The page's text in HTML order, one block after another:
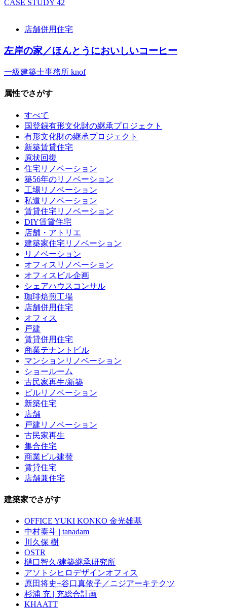
CASE STUDY 42
店舗併用住宅
左岸の家／ほんとうにおいしいコーヒー
一級建築士事務所 knof
属性でさがす
すべて
国登録有形文化財の継承プロジェクト
有形文化財の継承プロジェクト
新築賃貸住宅
原状回復
住宅リノベーション
築56年のリノベーション
工場リノベーション
私道リノベーション
賃貸住宅リノベーション
DIY賃貸住宅
店舗・アトリエ
建築家住宅リノベーション
リノベーション
オフィスリノベーション
オフィスビル企画
シェアハウスコンサル
珈琲焙煎工場
店舗併用住宅
オフィス
戸建
賃貸併用住宅
商業テナントビル
マンションリノベーション
ショールーム
古民家再生/新築
ビルリノベーション
新築住宅
店舗
戸建リノベーション
古民家再生
集合住宅
商業ビル建替
賃貸住宅
店舗兼住宅
建築家でさがす
OFFICE YUKI KONKO 金光雄基
中村泰斗 | tanadam
川久保 樹
OSTR
樋口智久/建築継承研究所
アソトシヒロデザインオフィス
原田将史+谷口真依子／ニジアーキテクツ
杉浦 充 | 充総合計画
KHAATT